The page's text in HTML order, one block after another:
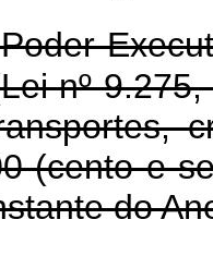
nº
(cento e
do